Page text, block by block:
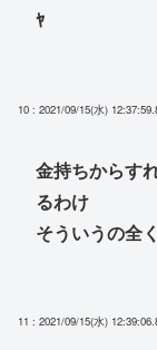
ﾔ
10 : 2021/09/15(水)
金持ちからす
るわけ
そういうの全
11 : 2021/09/15(水)